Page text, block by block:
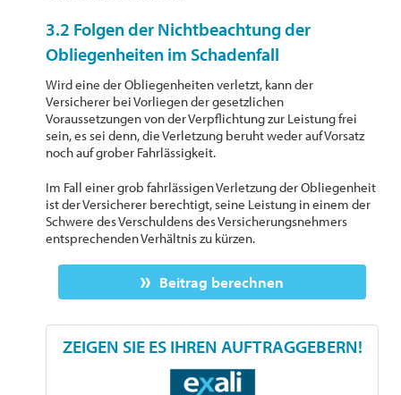
3.2 Folgen der Nichtbeachtung der
Obliegenheiten im Schadenfall
Wird eine der Obliegenheiten verletzt, kann der
Versicherer bei Vorliegen der gesetzlichen
Voraussetzungen von der Verpflichtung zur Leistung frei
sein, es sei denn, die Verletzung beruht weder auf Vorsatz
noch auf grober Fahrlässigkeit.
Im Fall einer grob fahrlässigen Verletzung der Obliegenheit
ist der Versicherer berechtigt, seine Leistung in einem der
Schwere des Verschuldens des Versicherungsnehmers
entsprechenden Verhältnis zu kürzen.
Beitrag berechnen
ZEIGEN SIE ES IHREN AUFTRAGGEBERN!